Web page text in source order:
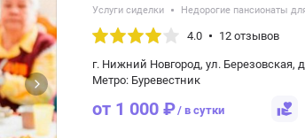
Услуги сиделки Недорогие пансионаты
4.0 12 отзывов
г. Нижний Новгород, ул. Березовская,
Метро: Буревестник
от 1 000 ₽/ в сутки